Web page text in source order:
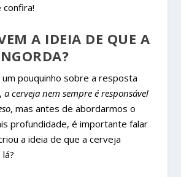
confira!
A IDEIA DE QUE A
um pouquinho sobre a resposta
a cerveja nem sempre é responsável
, mas antes de abordarmos o
profundidade, é importante falar
a ideia de que a cerveja